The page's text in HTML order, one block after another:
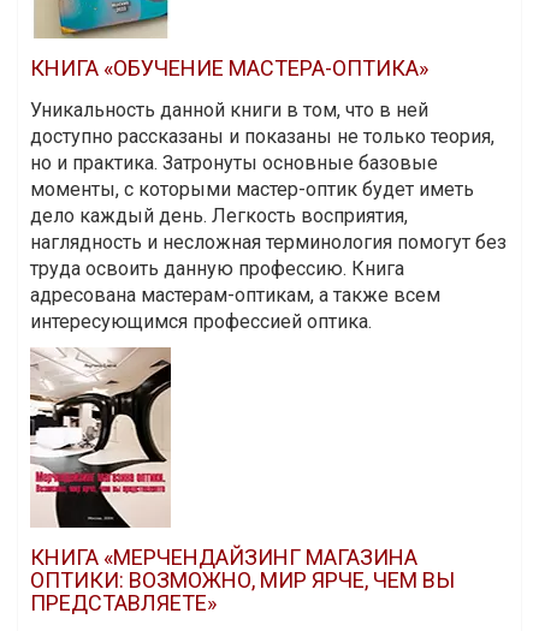
КНИГА «ОБУЧЕНИЕ МАСТЕРА-ОПТИКА»
Уникальность данной книги в том, что в ней
доступно рассказаны и показаны не только теория,
но и практика. Затронуты основные базовые
моменты, с которыми мастер-оптик будет иметь
дело каждый день. Легкость восприятия,
наглядность и несложная терминология помогут без
труда освоить данную профессию. Книга
адресована мастерам-оптикам, а также всем
интересующимся профессией оптика.
КНИГА «МЕРЧЕНДАЙЗИНГ МАГАЗИНА
ОПТИКИ: ВОЗМОЖНО, МИР ЯРЧЕ, ЧЕМ ВЫ
ПРЕДСТАВЛЯЕТЕ»